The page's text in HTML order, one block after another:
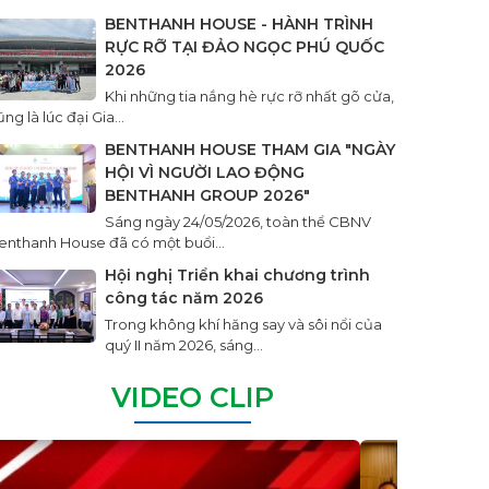
BENTHANH HOUSE - HÀNH TRÌNH
RỰC RỠ TẠI ĐẢO NGỌC PHÚ QUỐC
2026
Khi những tia nắng hè rực rỡ nhất gõ cửa,
là lúc đại Gia...
BENTHANH HOUSE THAM GIA "NGÀY
HỘI VÌ NGƯỜI LAO ĐỘNG
BENTHANH GROUP 2026"
Sáng ngày 24/05/2026, toàn thể CBNV
House đã có một buổi...
Hội nghị Triển khai chương trình
công tác năm 2026
Trong không khí hăng say và sôi nổi của
quý II năm 2026, sáng...
VIDEO CLIP